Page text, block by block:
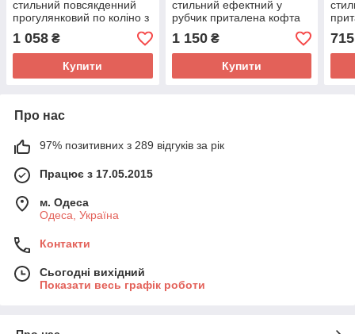
стильний повсякденний
прогулянковий по коліно з
розмір 42-46
1 058 ₴
Купити
стильний ефектний у
рубчик приталена кофта
палаццо
1 150₴
Купити
715
Про нас
97% позитивних з 289 відгуків за рік
Працює з 17.05.2015
м. Одеса
Одеса, Україна
Контакти
Сьогодні вихідний
Показати весь графік роботи